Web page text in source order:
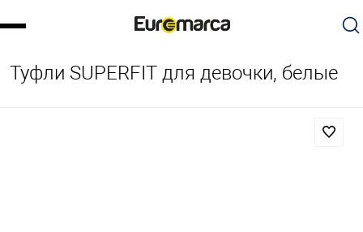
Туфли SUPERFIT для девочки, белые